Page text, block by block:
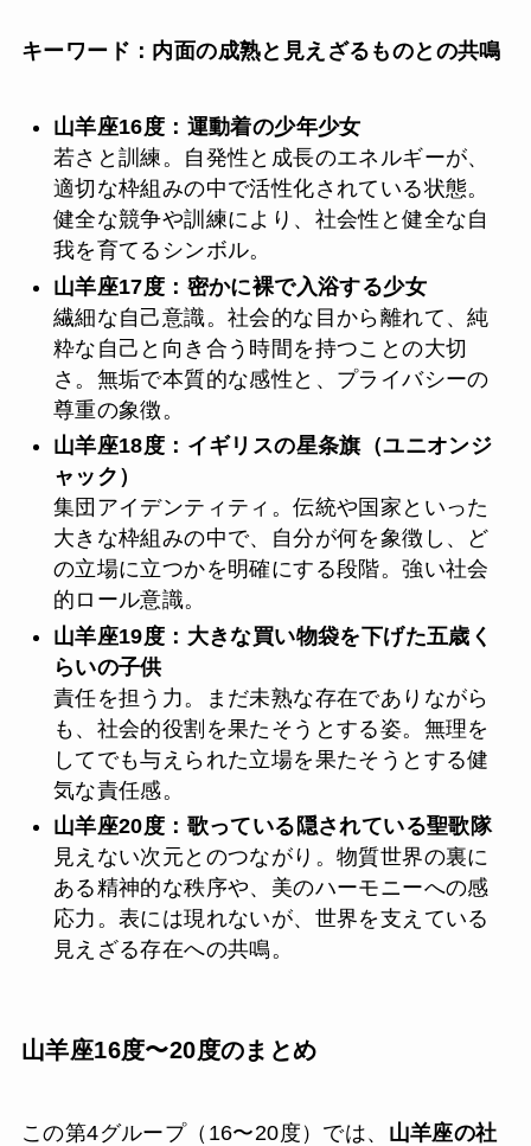
キーワード：内面の成熟と見えざるものとの共鳴
山羊座16度：運動着の少年少女
若さと訓練。自発性と成長のエネルギーが、
適切な枠組みの中で活性化されている状態。
健全な競争や訓練により、社会性と健全な自
我を育てるシンボル。
山羊座17度：密かに裸で入浴する少女
繊細な自己意識。社会的な目から離れて、純
粋な自己と向き合う時間を持つことの大切
さ。無垢で本質的な感性と、プライバシーの
尊重の象徴。
山羊座18度：イギリスの星条旗（ユニオンジ
ャック）
集団アイデンティティ。伝統や国家といった
大きな枠組みの中で、自分が何を象徴し、ど
の立場に立つかを明確にする段階。強い社会
的ロール意識。
山羊座19度：大きな買い物袋を下げた五歳く
らいの子供
責任を担う力。まだ未熟な存在でありながら
も、社会的役割を果たそうとする姿。無理を
してでも与えられた立場を果たそうとする健
気な責任感。
山羊座20度：歌っている隠されている聖歌隊
見えない次元とのつながり。物質世界の裏に
ある精神的な秩序や、美のハーモニーへの感
応力。表には現れないが、世界を支えている
見えざる存在への共鳴。
山羊座16度〜20度のまとめ
この第4グループ（16〜20度）では、 山羊座の社